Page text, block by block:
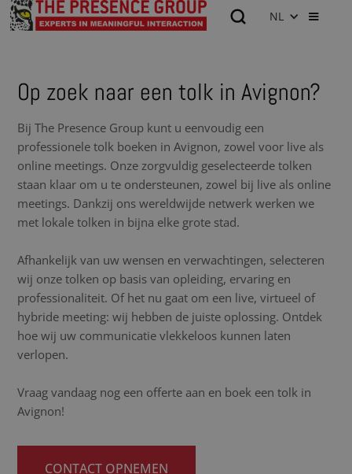
NL
Op zoek naar een tolk in Avignon?
Bij The Presence Group kunt u eenvoudig een
professionele tolk boeken in Avignon, zowel voor live als
online meetings. Onze zorgvuldig geselecteerde tolken
staan klaar om u te ondersteunen, zowel bij live als online
meetings. Dankzij ons wereldwijde netwerk werken we
met lokale tolken in bijna elke grote stad.
Afhankelijk van uw wensen en verwachtingen, selecteren
wij onze tolken op basis van opleiding, ervaring en
professionaliteit. Of het nu gaat om een live, virtueel of
hybride meeting: wij hebben de juiste oplossing. Ontdek
hoe wij uw communicatie vlekkeloos kunnen laten
verlopen.
Vraag vandaag nog een offerte aan en boek een tolk in
Avignon!
CONTACT OPNEMEN